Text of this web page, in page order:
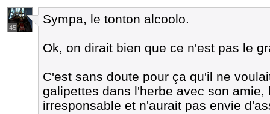
45
Sympa, le tonton alcoolo.
Ok, on dirait bien que ce n'est pas le
C'est sans doute pour ça qu'il ne
galipettes dans l'herbe avec son amie,
irresponsable et n'aurait pas envie